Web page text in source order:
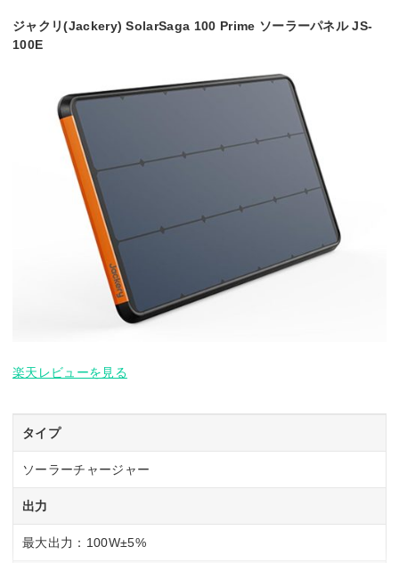
ジャクリ(Jackery) SolarSaga 100 Prime ソーラーパネル JS-
100E
楽天レビューを見る
タイプ
ソーラーチャージャー
出力
最大出力：100W±5%